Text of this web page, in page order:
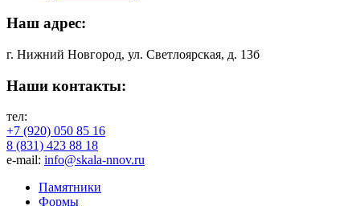
Наш адрес:
г. Нижний Новгород, ул. Светлоярская, д. 13б
Наши контакты:
тел:
+7 (920) 050 85 16
8 (831) 423 88 18
e-mail: info@skala-nnov.ru
Памятники
Формы